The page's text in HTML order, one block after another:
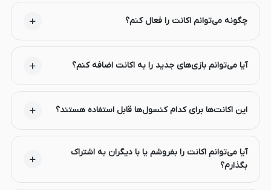
چگونه می‌توانم اکانت را فعال کنم؟
آیا می‌توانم بازی‌های جدید را به اکانت اضافه کنم؟
این اکانت‌ها برای کدام کنسول‌ها قابل استفاده هستند؟
آیا می‌توانم اکانت را بفروشم یا با دیگران به اشتراک
بگذارم؟